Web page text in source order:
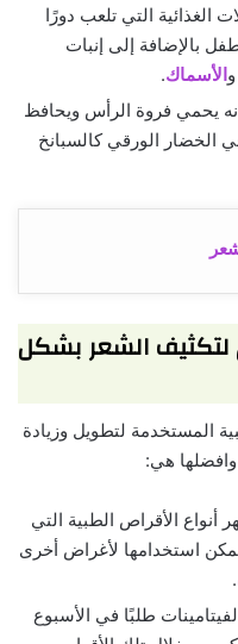
الغذائية التي تلعب دورًا
بالإضافة إلى إنبات
الأسماك.
يحمي فروة الرأس ويحافظ
الخضار الورقي كالسبانخ
الشعر بشكل
المستخدمة لتطويل وزيادة
هي:
الأقراص الطبية التي
استخدامها لأغراض أخرى
.
طلبًا في الأسبوع